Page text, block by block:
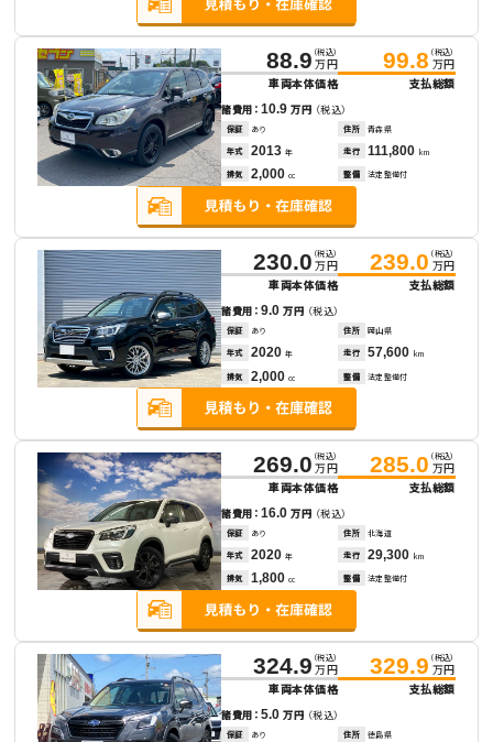
88.9 （税込）
万円
車両本体価格
99.8 （税込）
万円
支払総額
諸費用：10.9万円 （税込）
保証 あり 住所 青森県
年式 2013 年 走行 111,800 km
排気 2,000 cc 整備 法定整備付
230.0 （税込）
万円
車両本体価格
239.0 （税込）
万円
支払総額
諸費用：9.0万円 （税込）
保証 あり 住所 岡山県
年式 2020 年 走行 57,600 km
排気 2,000 cc 整備 法定整備付
269.0 （税込）
万円
車両本体価格
285.0 （税込）
万円
支払総額
諸費用：16.0万円 （税込）
保証 あり 住所 北海道
年式 2020 年 走行 29,300 km
排気 1,800 cc 整備 法定整備付
324.9 （税込）
万円
車両本体価格
329.9 （税込）
万円
支払総額
諸費用：5.0万円 （税込）
保証 あり 住所 徳島県